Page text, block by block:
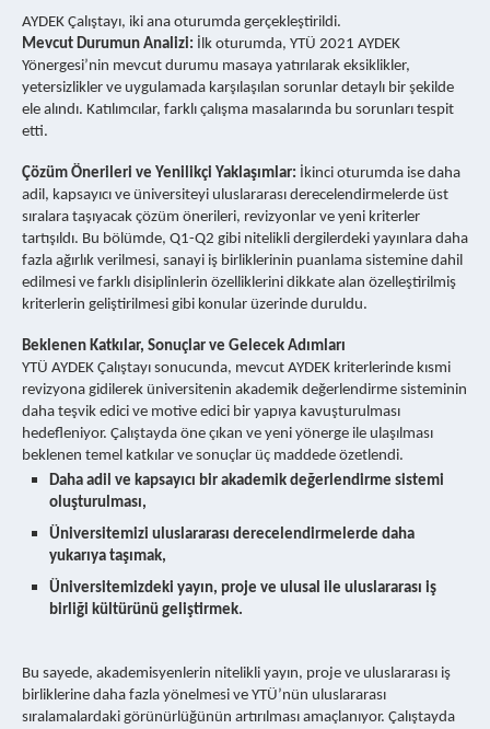
AYDEK Çalıştayı, iki ana oturumda gerçekleştirildi.
Mevcut Durumun Analizi: İlk oturumda, YTÜ 2021 AYDEK
Yönergesi’nin mevcut durumu masaya yatırılarak eksiklikler,
yetersizlikler ve uygulamada karşılaşılan sorunlar detaylı bir şekilde
ele alındı. Katılımcılar, farklı çalışma masalarında bu sorunları tespit
etti.
Çözüm Önerileri ve Yenilikçi Yaklaşımlar: İkinci oturumda ise daha
adil, kapsayıcı ve üniversiteyi uluslararası derecelendirmelerde üst
sıralara taşıyacak çözüm önerileri, revizyonlar ve yeni kriterler
tartışıldı. Bu bölümde, Q1-Q2 gibi nitelikli dergilerdeki yayınlara daha
fazla ağırlık verilmesi, sanayi iş birliklerinin puanlama sistemine dahil
edilmesi ve farklı disiplinlerin özelliklerini dikkate alan özelleştirilmiş
kriterlerin geliştirilmesi gibi konular üzerinde duruldu.
Beklenen Katkılar, Sonuçlar ve Gelecek Adımları
YTÜ AYDEK Çalıştayı sonucunda, mevcut AYDEK kriterlerinde kısmi
revizyona gidilerek üniversitenin akademik değerlendirme sisteminin
daha teşvik edici ve motive edici bir yapıya kavuşturulması
hedefleniyor. Çalıştayda öne çıkan ve yeni yönerge ile ulaşılması
beklenen temel katkılar ve sonuçlar üç maddede özetlendi.
Daha adil ve kapsayıcı bir akademik değerlendirme sistemi
oluşturulması,
Üniversitemizi uluslararası derecelendirmelerde daha
yukarıya taşımak,
Üniversitemizdeki yayın, proje ve ulusal ile uluslararası iş
birliği kültürünü geliştirmek.
Bu sayede, akademisyenlerin nitelikli yayın, proje ve uluslararası iş
birliklerine daha fazla yönelmesi ve YTÜ’nün uluslararası
sıralamalardaki görünürlüğünün artırılması amaçlanıyor. Çalıştayda